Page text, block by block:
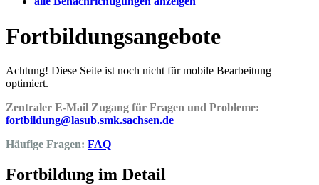
Fortbildungsangebote
Achtung! Diese Seite ist noch nicht für mobile Bearbeitung
optimiert.
Zentraler E-Mail Zugang für Fragen und Probleme:
fortbildung@lasub.smk.sachsen.de
Häufige Fragen: FAQ
Fortbildung im Detail